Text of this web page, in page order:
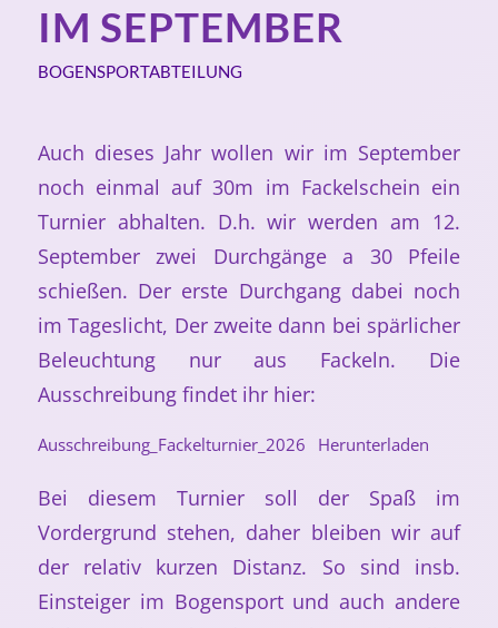
IM SEPTEMBER
BOGENSPORTABTEILUNG
Auch dieses Jahr wollen wir im September
noch einmal auf 30m im Fackelschein ein
Turnier abhalten. D.h. wir werden am 12.
September zwei Durchgänge a 30 Pfeile
schießen. Der erste Durchgang dabei noch
im Tageslicht, Der zweite dann bei spärlicher
Beleuchtung nur aus Fackeln. Die
Ausschreibung findet ihr hier:
Ausschreibung_Fackelturnier_2026 Herunterladen
Bei diesem Turnier soll der Spaß im
Vordergrund stehen, daher bleiben wir auf
der relativ kurzen Distanz. So sind insb.
Einsteiger im Bogensport und auch andere